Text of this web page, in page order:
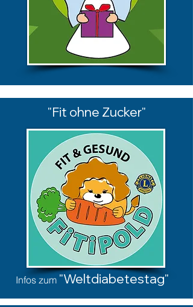
"Fit ohne Zucker"
Infos zum "Weltdiabetestag"